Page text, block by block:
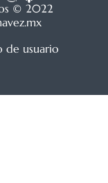
© 2022
de usuario